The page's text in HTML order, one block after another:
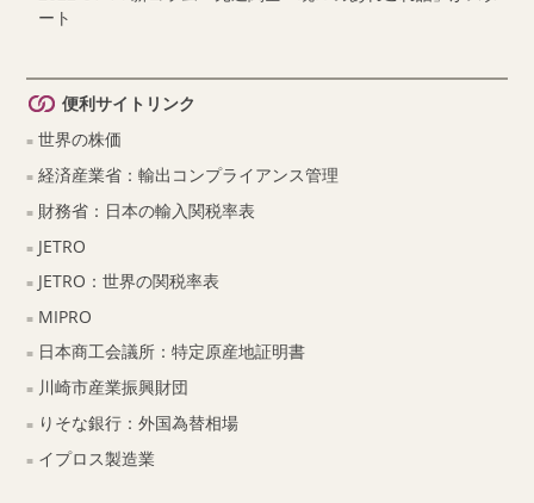
ート
便利サイトリンク
世界の株価
経済産業省：輸出コンプライアンス管理
財務省：日本の輸入関税率表
JETRO
JETRO：世界の関税率表
MIPRO
日本商工会議所：特定原産地証明書
川崎市産業振興財団
りそな銀行：外国為替相場
イプロス製造業